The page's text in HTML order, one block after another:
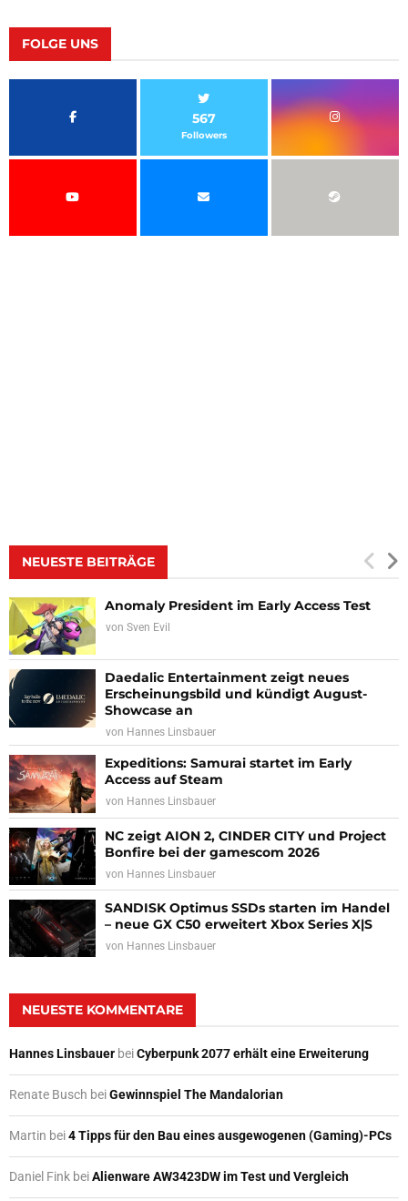
FOLGE UNS
567
Followers
NEUESTE BEITRÄGE
Anomaly President im Early Access Test
von Sven Evil
Daedalic Entertainment zeigt neues
Erscheinungsbild und kündigt August-
Showcase an
von Hannes Linsbauer
Expeditions: Samurai startet im Early
Access auf Steam
von Hannes Linsbauer
NC zeigt AION 2, CINDER CITY und Project
Bonfire bei der gamescom 2026
von Hannes Linsbauer
SANDISK Optimus SSDs starten im Handel
– neue GX C50 erweitert Xbox Series X|S
von Hannes Linsbauer
NEUESTE KOMMENTARE
Hannes Linsbauer beiCyberpunk 2077 erhält eine Erweiterung
Renate Busch beiGewinnspiel The Mandalorian
Martin bei4 Tipps für den Bau eines ausgewogenen (Gaming)-PCs
Daniel Fink beiAlienware AW3423DW im Test und Vergleich